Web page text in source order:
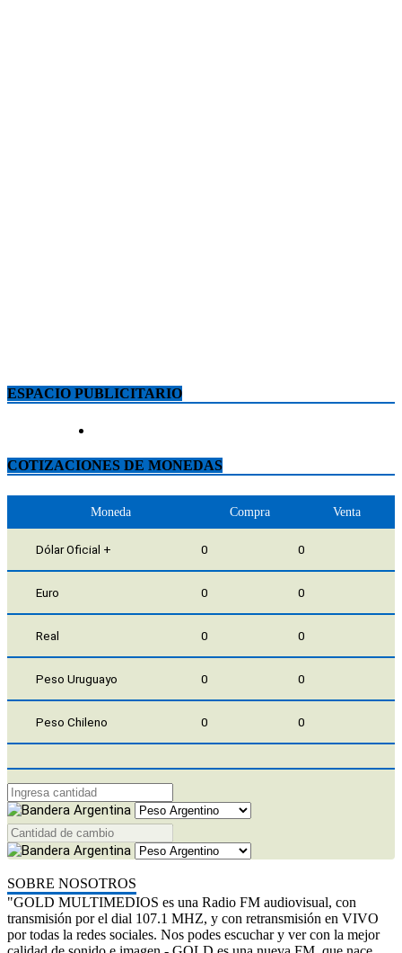
ESPACIO PUBLICITARIO
COTIZACIONES DE MONEDAS
Moneda Compra Venta
Dólar Oficial + 0 0
Euro 0 0
Real 0 0
Peso Uruguayo 0 0
Peso Chileno 0 0
SOBRE NOSOTROS
"GOLD MULTIMEDIOS es una Radio FM audiovisual, con
transmisión por el dial 107.1 MHZ, y con retransmisión en VIVO
por todas la redes sociales. Nos podes escuchar y ver con la mejor